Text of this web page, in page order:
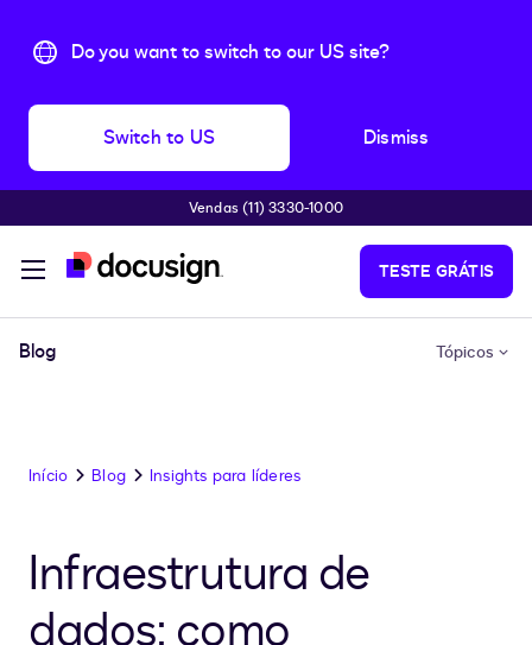
Do you want to switch to our US site?
Switch to US Dismiss
Pular para o conteúdo principal
Vendas (11) 3330-1000
TESTE GRÁTIS
Blog Tópicos
Início Blog Insights para líderes
Infraestrutura de
dados: como